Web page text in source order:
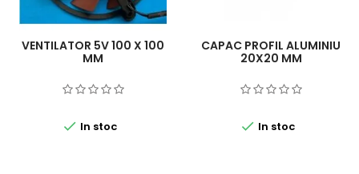
VENTILATOR 5V 100 X 100
MM
 In stoc
CAPAC PROFIL ALUMINIU
20X20 MM
 In stoc